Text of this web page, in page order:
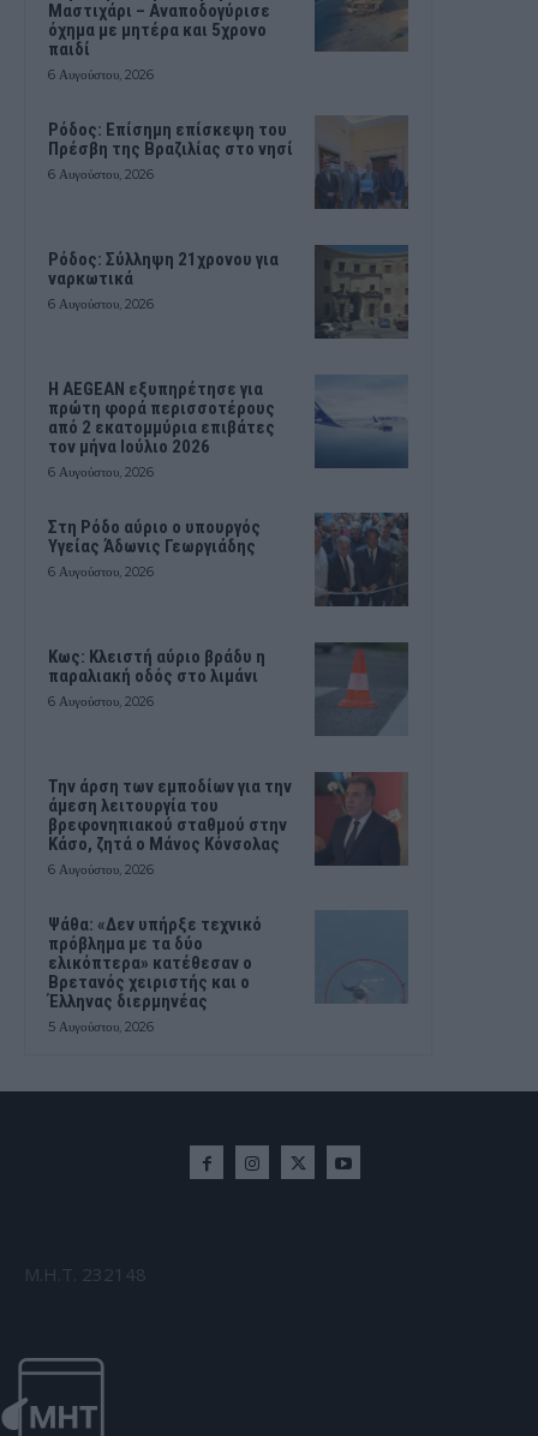
Μαστιχάρι – Αναποδογύρισε
όχημα με μητέρα και 5χρονο
παιδί
6 Αυγούστου, 2026
Ρόδος: Επίσημη επίσκεψη του
Πρέσβη της Βραζιλίας στο νησί
6 Αυγούστου, 2026
Ρόδος: Σύλληψη 21χρονου για
ναρκωτικά
6 Αυγούστου, 2026
Η AEGEAN εξυπηρέτησε για
πρώτη φορά περισσοτέρους
από 2 εκατομμύρια επιβάτες
τον μήνα Ιούλιο 2026
6 Αυγούστου, 2026
Στη Ρόδο αύριο ο υπουργός
Υγείας Άδωνις Γεωργιάδης
6 Αυγούστου, 2026
Κως: Κλειστή αύριο βράδυ η
παραλιακή οδός στο λιμάνι
6 Αυγούστου, 2026
Την άρση των εμποδίων για την
άμεση λειτουργία του
βρεφονηπιακού σταθμού στην
Κάσο, ζητά ο Μάνος Κόνσολας
6 Αυγούστου, 2026
Ψάθα: «Δεν υπήρξε τεχνικό
πρόβλημα με τα δύο
ελικόπτερα» κατέθεσαν ο
Βρετανός χειριστής και ο
Έλληνας διερμηνέας
5 Αυγούστου, 2026
Μ.Η.Τ. 232148